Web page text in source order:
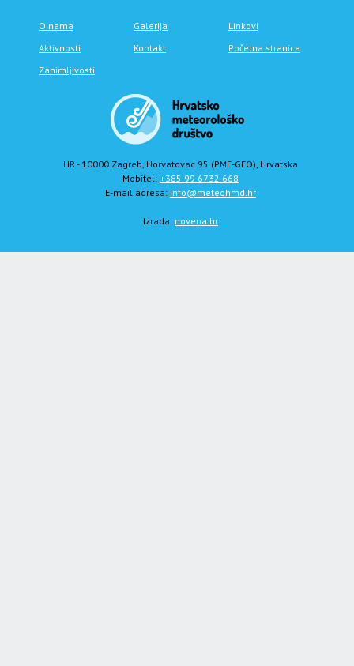
O nama Galerija
Linkovi
Aktivnosti
Kontakt
Početna stranica
Zanimljivosti
HR - 10000 Zagreb, Horvatovac 95 (PMF-GFO), Hrvatska
Mobitel: +385 99 6732 668
E-mail adresa: info@meteohmd.hr
Izrada: novena.hr